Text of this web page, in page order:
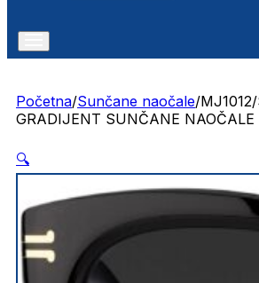
Početna/Sunčane naočale/
GRADIJENT SUNČANE NAOČALE
🔍